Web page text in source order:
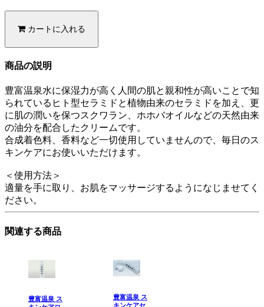
カートに入れる
商品の説明
豊富温泉水に保湿力が高く人間の肌と親和性が高いことで知
られているヒト型セラミドと植物由来のセラミドを加え、更
に肌の潤いを保つスクワラン、ホホバオイルなどの天然由来
の油分を配合したクリームです。
合成着色料、香料など一切使用していませんので、毎日のス
キンケアにお使いいただけます。
＜使用方法＞
適量を手に取り、お肌をマッサージするようになじませてく
ださい。
関連する商品
豊富温泉 ス
豊富温泉 ス
キンケアセ